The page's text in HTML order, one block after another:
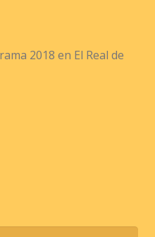
2018 en El Real de